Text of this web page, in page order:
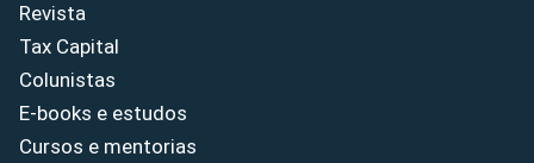
Revista
Tax Capital
Colunistas
E-books e estudos
Cursos e mentorias